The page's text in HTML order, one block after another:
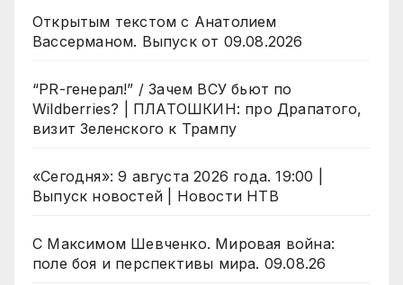
Открытым текстом с Анатолием
Вассерманом. Выпуск от 09.08.2026
“PR-генерал!” / Зачем ВСУ бьют по
Wildberries? | ПЛАТОШКИН: про Драпатого,
визит Зеленского к Трампу
«Сегодня»: 9 августа 2026 года. 19:00 |
Выпуск новостей | Новости НТВ
С Максимом Шевченко. Мировая война:
поле боя и перспективы мира. 09.08.26